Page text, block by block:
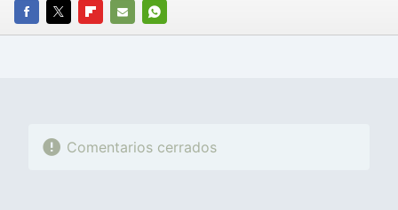
FACEBOOK
TWITTERFLIPBOARD
E-
WHATSAPP
Comentarios cerrados